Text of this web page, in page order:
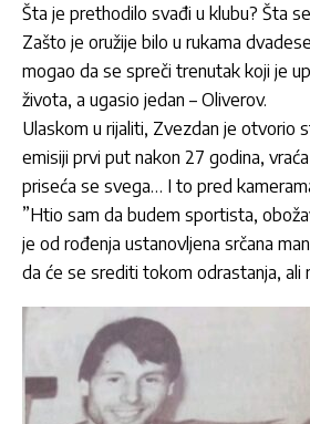
Šta je prethodilo svađi u klubu? Šta
Zašto je oružije bilo u rukama
mogao da se spreči trenutak koji je
života, a ugasio jedan – Oliverov.
Ulaskom u rijaliti, Zvezdan je otvorio
emisiji prvi put nakon 27 godina,
priseća se svega… I to pred
”Htio sam da budem sportista,
je od rođenja ustanovljena srčana
da će se srediti tokom odrastanja, ali